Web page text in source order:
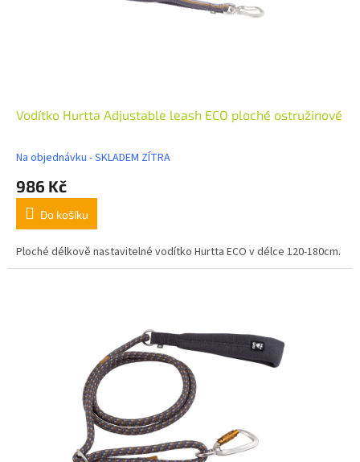
Vodítko Hurtta Adjustable leash ECO ploché ostružinové
Na objednávku - SKLADEM ZÍTRA
986 Kč
Do košíku
Ploché délkově nastavitelné vodítko Hurtta ECO v délce 120-180cm.